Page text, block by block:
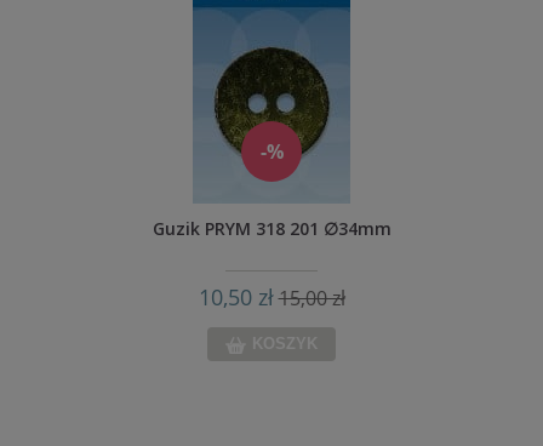
-%
Guzik PRYM 318 201 ∅34mm
10,50 zł15,00 zł
KOSZYK